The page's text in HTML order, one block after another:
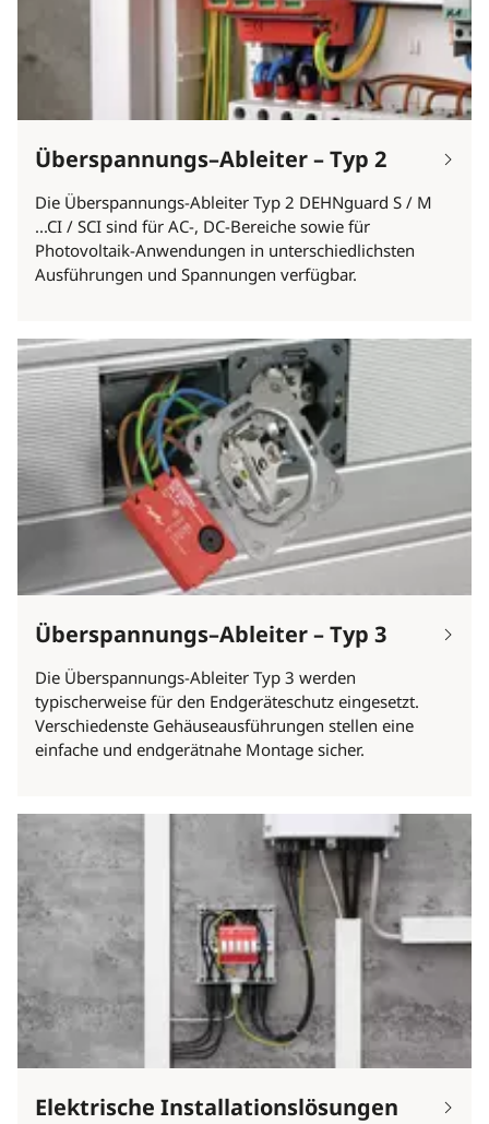
Überspannungs–Ableiter – Typ 2
Die Überspannungs-Ableiter Typ 2 DEHNguard S / M
...CI / SCI sind für AC-, DC-Bereiche sowie für
Photovoltaik-Anwendungen in unterschiedlichsten
Ausführungen und Spannungen verfügbar.
Überspannungs–Ableiter – Typ 3
Die Überspannungs-Ableiter Typ 3 werden
typischerweise für den Endgeräteschutz eingesetzt.
Verschiedenste Gehäuseausführungen stellen eine
einfache und endgerätnahe Montage sicher.
Elektrische Installationslösungen